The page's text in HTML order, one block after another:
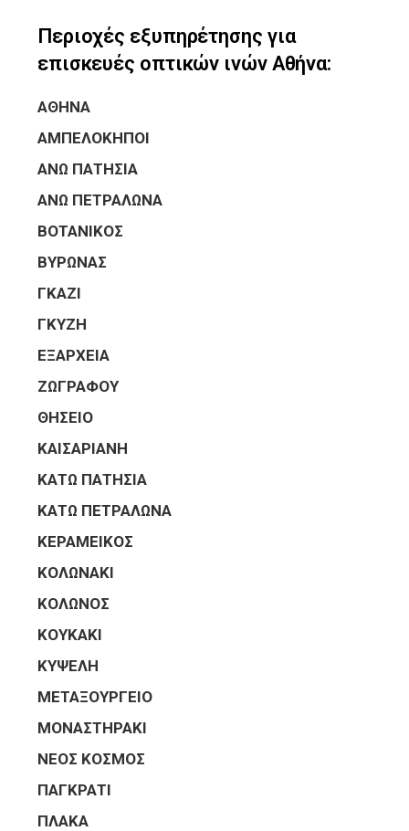
Περιοχές εξυπηρέτησης για
επισκευές οπτικών ινών Αθήνα:
ΑΘΗΝΑ
ΑΜΠΕΛΟΚΗΠΟΙ
ΑΝΩ ΠΑΤΗΣΙΑ
ΑΝΩ ΠΕΤΡΑΛΩΝΑ
ΒΟΤΑΝΙΚΟΣ
ΒΥΡΩΝΑΣ
ΓΚΑΖΙ
ΓΚΥΖΗ
ΕΞΑΡΧΕΙΑ
ΖΩΓΡΑΦΟΥ
ΘΗΣΕΙΟ
ΚΑΙΣΑΡΙΑΝΗ
ΚΑΤΩ ΠΑΤΗΣΙΑ
ΚΑΤΩ ΠΕΤΡΑΛΩΝΑ
ΚΕΡΑΜΕΙΚΟΣ
ΚΟΛΩΝΑΚΙ
ΚΟΛΩΝΟΣ
ΚΟΥΚΑΚΙ
ΚΥΨΕΛΗ
ΜΕΤΑΞΟΥΡΓΕΙΟ
ΜΟΝΑΣΤΗΡΑΚΙ
ΝΕΟΣ ΚΟΣΜΟΣ
ΠΑΓΚΡΑΤΙ
ΠΛΑΚΑ